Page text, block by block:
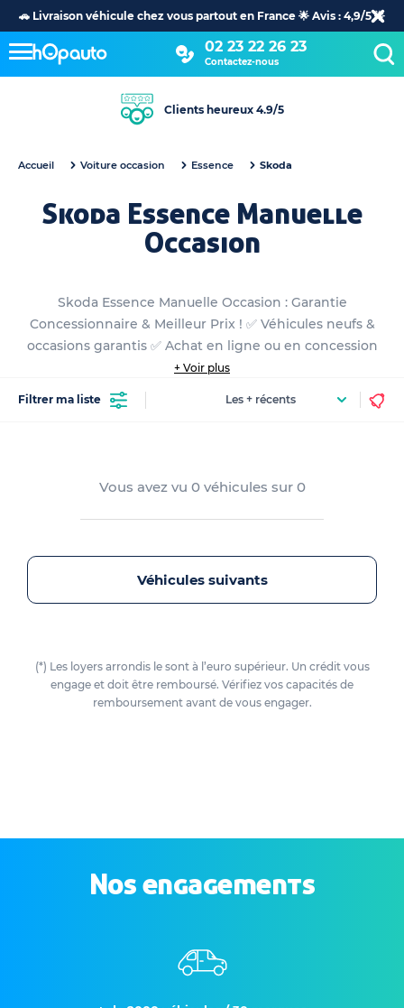
🚗 Livraison véhicule chez vous partout en France 🌟 Avis : 4,9/5 🌟
02 23 22 26 23
Contactez-nous
Clients heureux 4.9/5
Accueil Voiture occasion Essence Skoda
Skoda Essence Manuelle
Occasion
Skoda Essence Manuelle Occasion : Garantie
Concessionnaire & Meilleur Prix ! ✅ Véhicules neufs &
occasions garantis ✅ Achat en ligne ou en concession
+ Voir plus
Filtrer ma liste
Vous avez vu 0 véhicules sur 0
Véhicules suivants
(*) Les loyers arrondis le sont à l’euro supérieur. Un crédit vous
engage et doit être remboursé. Vérifiez vos capacités de
remboursement avant de vous engager.
Nos engagements